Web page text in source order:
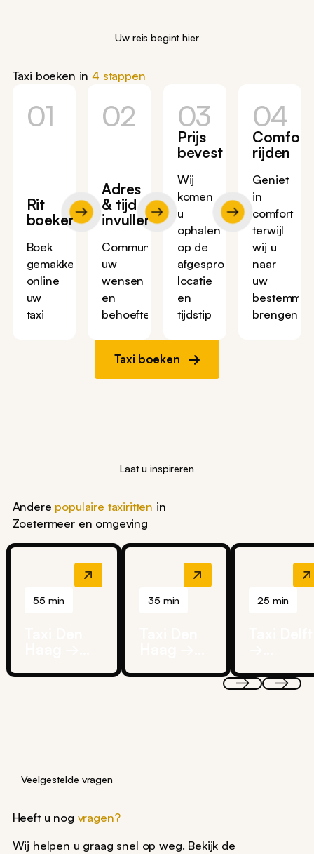
Uw reis begint hier
Taxi boeken in4 stappen
01
Rit
boeken
Boek
gemakkelijk
online
uw
taxi
02
Adres
& tijd
invullen
Communiceer
uw
wensen
en
behoeften
03
Prijs
bevestigen
Wij
komen
u
ophalen
op de
afgesproken
locatie
en
tijdstip
04
rijden
Geniet
in
comfort
terwijl
wij u
naar
uw
brengen
Taxi boeken
Laat u inspireren
Andere populaire taxiritten in
Zoetermeer en omgeving
55 min 35 min
Airport
25 min
Airport
Veelgestelde vragen
Heeft u nog vragen?
Wij helpen u graag snel op weg. Bekijk de